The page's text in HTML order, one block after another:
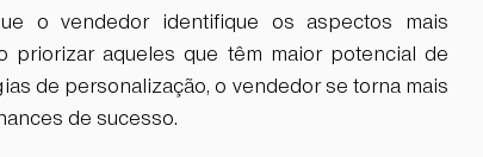
o vendedor identifique os aspectos mais
priorizar aqueles que têm maior potencial de
de personalização, o vendedor se torna mais
de sucesso.